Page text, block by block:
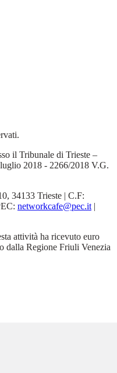
il Tribunale di Trieste –
2018 - 2266/2018 V.G.
34133 Trieste | C.F:
networkcafe@pec.it |
attività ha ricevuto euro
dalla Regione Friuli Venezia